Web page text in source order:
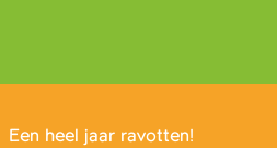
Een heel jaar ravotten!